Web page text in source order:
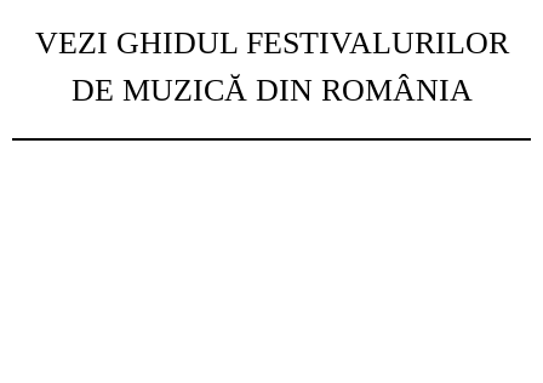
VEZI GHIDUL FESTIVALURILOR
DE MUZICĂ DIN ROMÂNIA